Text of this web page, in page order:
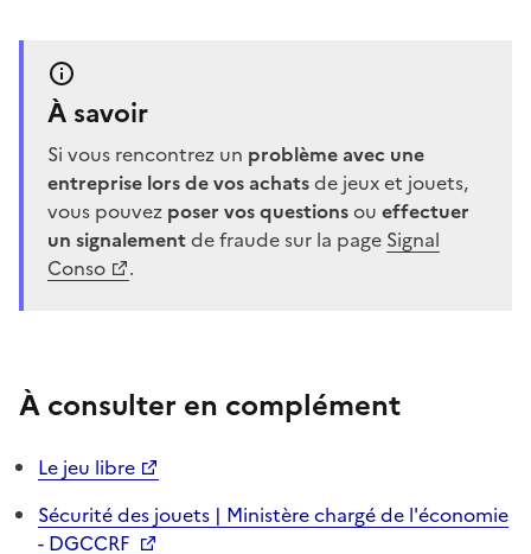
À savoir
Si vous rencontrez un problème avec une
entreprise lors de vos achatsde jeux et jouets,
vous pouvez poser vos questionsou effectuer
un signalementde fraude sur la page Signal
Conso
.
À consulter en complément
Le jeu libre
Sécurité des jouets | Ministère chargé de l'économie
- DGCCRF